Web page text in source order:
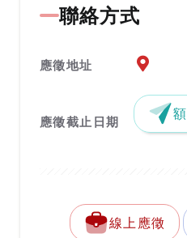
聯絡方式
應徵地址 應徵地
應徵截止日期
線上應徵